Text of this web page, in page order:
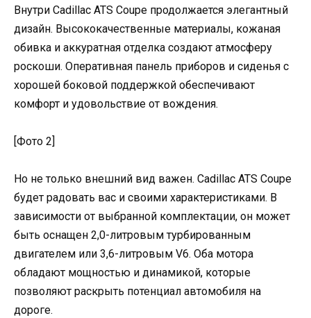
Внутри Cadillac ATS Coupe продолжается элегантный
дизайн. Высококачественные материалы, кожаная
обивка и аккуратная отделка создают атмосферу
роскоши. Оперативная панель приборов и сиденья с
хорошей боковой поддержкой обеспечивают
комфорт и удовольствие от вождения.
[Фото 2]
Но не только внешний вид важен. Cadillac ATS Coupe
будет радовать вас и своими характеристиками. В
зависимости от выбранной комплектации, он может
быть оснащен 2,0-литровым турбированным
двигателем или 3,6-литровым V6. Оба мотора
обладают мощностью и динамикой, которые
позволяют раскрыть потенциал автомобиля на
дороге.